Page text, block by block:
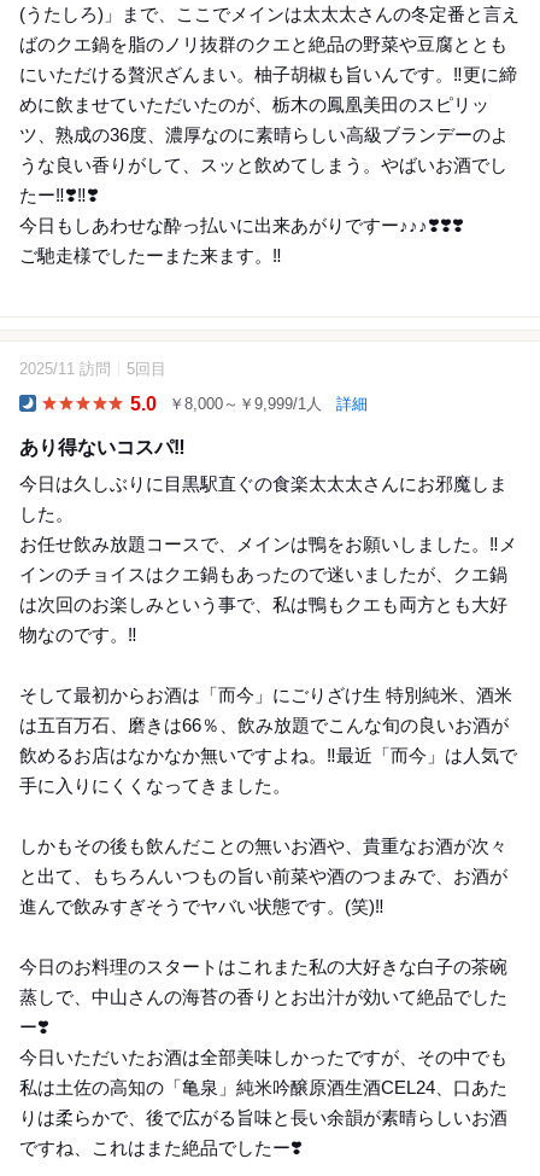
(うたしろ)」まで、ここでメインは太太太さんの冬定番と言え
ばのクエ鍋を脂のノリ抜群のクエと絶品の野菜や豆腐ととも
にいただける贅沢ざんまい。柚子胡椒も旨いんです。‼️更に締
めに飲ませていただいたのが、栃木の鳳凰美田のスピリッ
ツ、熟成の36度、濃厚なのに素晴らしい高級ブランデーのよ
うな良い香りがして、スッと飲めてしまう。やばいお酒でし
たー‼️❣️‼️❣️
今日もしあわせな酔っ払いに出来あがりですー♪♪♪❣️❣️❣️
ご馳走様でしたーまた来ます。‼️
18
2025/11 訪問 5回目
5.0 ￥8,000～￥9,999/1人 詳細
あり得ないコスパ‼️
今日は久しぶりに目黒駅直ぐの食楽太太太さんにお邪魔しま
した。
お任せ飲み放題コースで、メインは鴨をお願いしました。‼️メ
インのチョイスはクエ鍋もあったので迷いましたが、クエ鍋
は次回のお楽しみという事で、私は鴨もクエも両方とも大好
物なのです。‼️
そして最初からお酒は「而今」にごりざけ生 特別純米、酒米
は五百万石、磨きは66％、飲み放題でこんな旬の良いお酒が
飲めるお店はなかなか無いですよね。‼️最近「而今」は人気で
手に入りにくくなってきました。
しかもその後も飲んだことの無いお酒や、貴重なお酒が次々
と出て、もちろんいつもの旨い前菜や酒のつまみで、お酒が
進んで飲みすぎそうでヤバい状態です。(笑)‼️
今日のお料理のスタートはこれまた私の大好きな白子の茶碗
蒸しで、中山さんの海苔の香りとお出汁が効いて絶品でした
ー❣️
今日いただいたお酒は全部美味しかったですが、その中でも
私は土佐の高知の「亀泉」純米吟醸原酒生酒CEL24、口あた
りは柔らかで、後で広がる旨味と長い余韻が素晴らしいお酒
ですね、これはまた絶品でしたー❣️